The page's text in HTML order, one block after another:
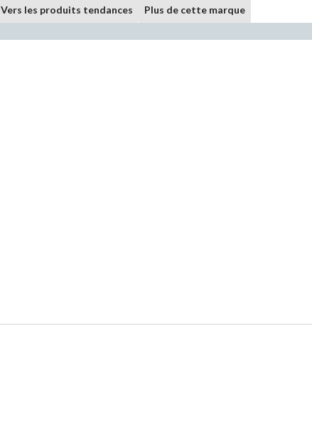
Vers les produits tendances Plus de cette marque